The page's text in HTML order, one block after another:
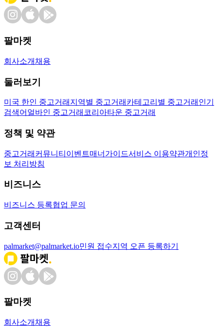
팔마켓
회사소개 채용
둘러보기
미국 한인 중고거래 지역별 중고거래 카테고리별 중고거래 인기
검색어 얼바인 중고거래 코리아타운 중고거래
정책 및 약관
중고거래 커뮤니티 이벤트매너가이드서비스 이용약관개인정
보 처리방침
비즈니스
비즈니스 등록협업 문의
고객센터
palmarket@palmarket.io민원 접수지역 오픈 등록하기
팔마켓
회사소개 채용